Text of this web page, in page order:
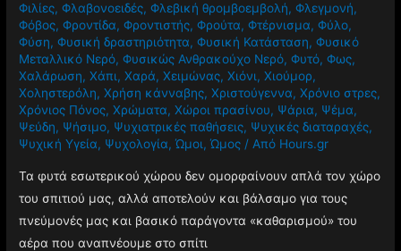
Φιλίες,Φλαβονοειδές,Φλεβική θρομβοεμβολή,Φλεγμονή,
Φόβος,Φροντίδα,Φροντιστής,Φρούτα,Φτέρνισμα,Φύλο,
Φύση,Φυσική δραστηριότητα,Φυσική Κατάσταση,Φυσικό
Μεταλλικό Νερό,Φυσικώς Ανθρακούχο Νερό,Φυτό,Φως,
Χαλάρωση,Χάπι,Χαρά,Χειμώνας,Χιόνι,Χιούμορ,
Χοληστερόλη,Χρήση κάνναβης,Χριστούγεννα,Χρόνιο στρες,
Χρόνιος Πόνος,Χρώματα,Χώροι πρασίνου, Ψάρια, Ψέμα,
Ψεύδη, Ψήσιμο, Ψυχιατρικές παθήσεις, Ψυχικές διαταραχές,
Ψυχική Υγεία, Ψυχολογία,Ώμοι,Ώμος / Από Hours.gr
Τα φυτά εσωτερικού χώρου δεν ομορφαίνουν απλά τον χώρο
του σπιτιού μας, αλλά αποτελούν και βάλσαμο για τους
πνεύμονές μας και βασικό παράγοντα «καθαρισμού» του
αέρα που αναπνέουμε στο σπίτι